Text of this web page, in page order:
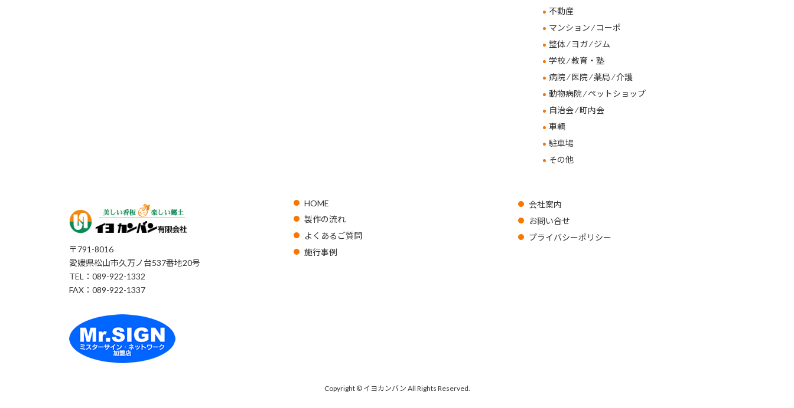
不動産
マンション ⁄ コーポ
整体 ⁄ ヨガ ⁄ ジム
学校 ⁄ 教育・塾
病院 ⁄ 医院 ⁄ 薬局 ⁄ 介護
動物病院 ⁄ ペットショップ
自治会 ⁄ 町内会
車輌
駐車場
その他
〒791-8016
愛媛県松山市久万ノ台537番地20号
TEL：089-922-1332
FAX：089-922-1337
HOME
製作の流れ
よくあるご質問
施行事例
会社案内
お問い合せ
プライバシーポリシー
Copyright © イヨカンバン All Rights Reserved.